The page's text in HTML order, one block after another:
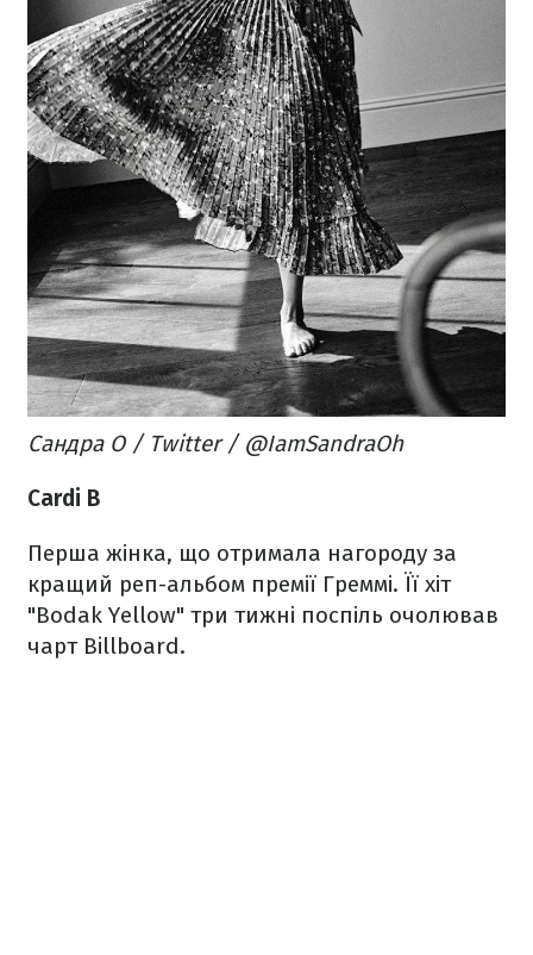
Сандра О / Twitter / @IamSandraOh
Cardi B
Перша жінка, що отримала нагороду за
кращий реп-альбом премії Греммі. Її хіт
"Bodak Yellow" три тижні поспіль очолював
чарт Billboard.